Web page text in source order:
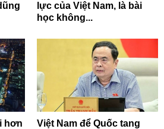
lực của Việt Nam, là bài
học không...
hơn
Việt Nam để Quốc tang